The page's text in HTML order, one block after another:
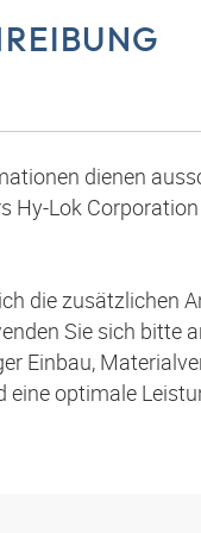
dienen
Hy-Lok
die zusätzlichen
Sie sich bitte
Einbau,
eine optimale